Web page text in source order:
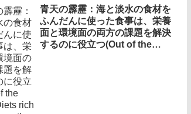
青天の霹靂：海と淡水の食材を
ふんだんに使った食事は、栄養
面と環境面の両方の課題を解決
するのに役立つ(Out of the